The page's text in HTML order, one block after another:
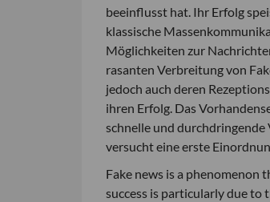
beeinflusst hat. Ihr Erfolg
klassische
Möglichkeiten zur
rasanten Verbreitung von
jedoch auch deren
ihren Erfolg. Das
schnelle und
versucht eine erste
Fake news is a phenomenon
success is particularly due to